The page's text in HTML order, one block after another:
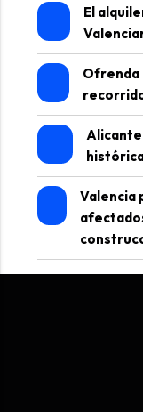
El
Ofrenda
Alicante
Valencia